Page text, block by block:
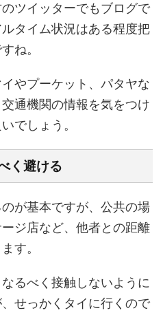
ツイッターでもブログで
タイム状況はある程度把
ね。
やプーケット、パタヤな
通機関の情報を気をつけ
でしょう。
く避ける
が基本ですが、公共の場
ジ店など、他者との距離
す。
るべく接触しないように
せっかくタイに行くので